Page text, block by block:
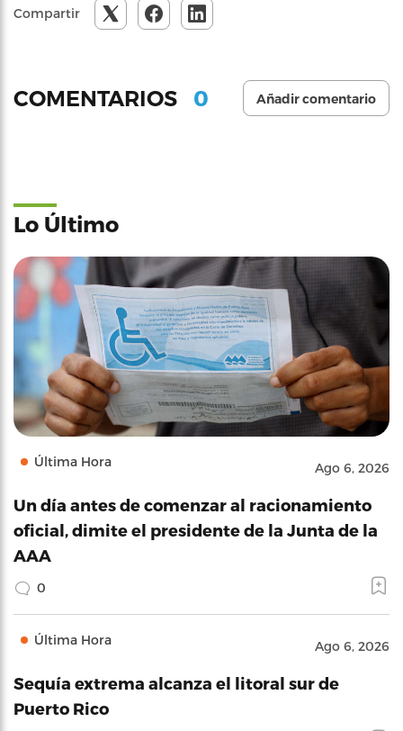
Compartir
COMENTARIOS 0 Añadir comentario
Lo Último
Última Hora Ago 6, 2026
Un día antes de comenzar al racionamiento
oficial, dimite el presidente de la Junta de la
AAA
0
Última Hora Ago 6, 2026
Sequía extrema alcanza el litoral sur de
Puerto Rico